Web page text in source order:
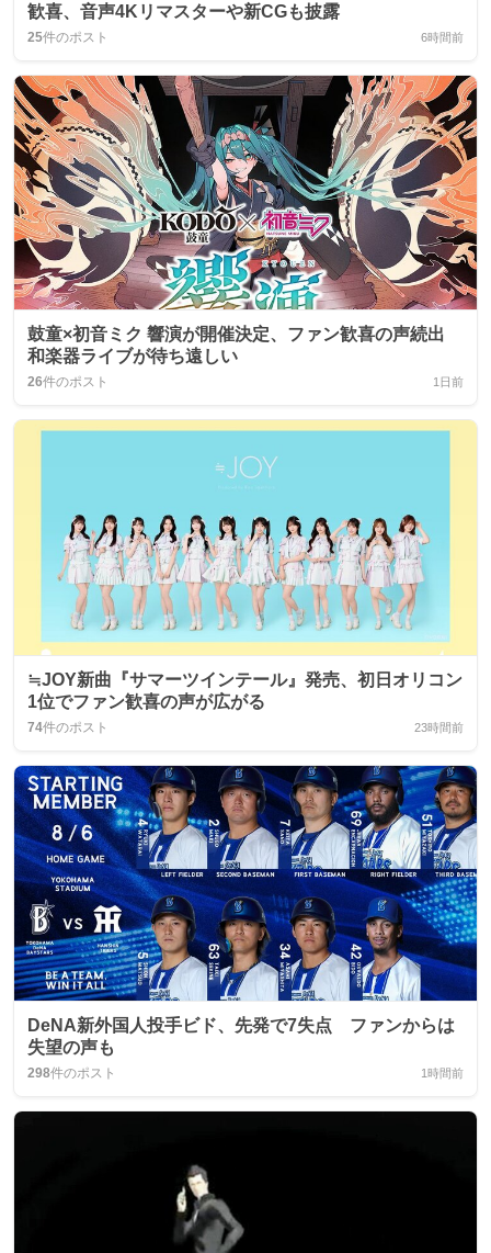
歓喜、音声4Kリマスターや新CGも披露
25件のポスト 6時間前
鼓童×初音ミク 響演が開催決定、ファン歓喜の声続出
和楽器ライブが待ち遠しい
26件のポスト 1日前
≒JOY新曲『サマーツインテール』発売、初日オリコン
1位でファン歓喜の声が広がる
74件のポスト 23時間前
DeNA新外国人投手ビド、先発で7失点 ファンからは
失望の声も
298件のポスト 1時間前